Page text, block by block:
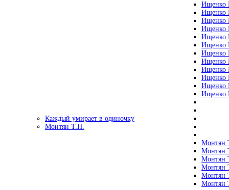
Ищенко
Ищенко
Ищенко
Ищенко
Ищенко
Ищенко
Ищенко
Ищенко
Ищенко
Ищенко
Ищенко
Ищенко
Каждый умирает в одиночку
Монтян Т.Н.
Монтян
Монтян
Монтян
Монтян
Монтян
Монтян